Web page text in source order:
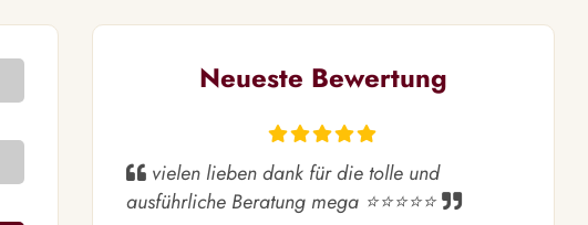
Neueste Bewertung
vielen lieben dank für die tolle und
ausführliche Beratung mega ⭐️⭐️⭐️⭐️⭐️